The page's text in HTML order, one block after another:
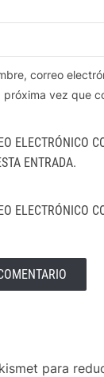
correo
vez que
ELECTRÓNICO
ENTRADA.
ELECTRÓNICO
para